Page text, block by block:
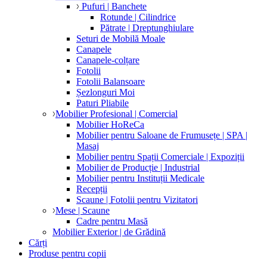
Pufuri | Banchete
Rotunde | Cilindrice
Pătrate | Dreptunghiulare
Seturi de Mobilă Moale
Canapele
Canapele-colțare
Fotolii
Fotolii Balansoare
Șezlonguri Moi
Paturi Pliabile
Mobilier Profesional | Comercial
Mobilier HoReCa
Mobilier pentru Saloane de Frumusețe | SPA |
Masaj
Mobilier pentru Spații Comerciale | Expoziții
Mobilier de Producție | Industrial
Mobilier pentru Instituții Medicale
Recepții
Scaune | Fotolii pentru Vizitatori
Mese | Scaune
Cadre pentru Masă
Mobilier Exterior | de Grădină
Cărți
Produse pentru copii